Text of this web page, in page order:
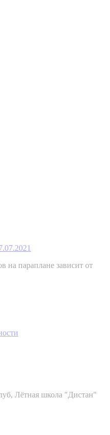
на параплане зависит от
Лётная школа "Дистан"